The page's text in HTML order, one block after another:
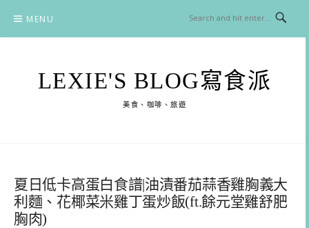
content
MENU
LEXIE'S BLOG寫食派
美食、咖啡、旅遊
夏日低卡高蛋白食譜|油漬番茄蒜香雞胸義大
利麵、花椰菜米雞丁蛋炒飯(ft.餘元堂雞舒肥
胸肉)